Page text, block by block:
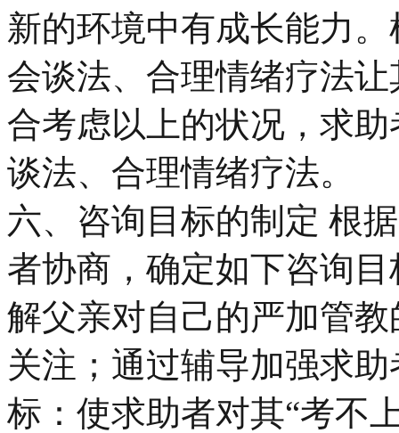
新的环境中有成长能力
会谈法、合理情绪疗法
合考虑以上的状况，求
谈法、合理情绪疗法。
六、咨询目标的制定 根
者协商，确定如下咨询
解父亲对自己的严加管
关注；通过辅导加强求
标：使求助者对其“考不